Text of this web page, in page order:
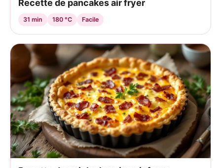
Recette de pancakes air fryer
31 min 180 °C Facile